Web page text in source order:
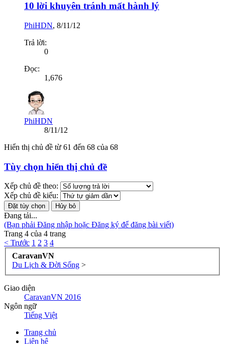
10 lời khuyên tránh mất hành lý
PhiHDN, 8/11/12
Trả lời:
0
Đọc:
1,676
PhiHDN
8/11/12
Hiển thị chủ đề từ 61 đến 68 của 68
Tùy chọn hiển thị chủ đề
Xếp chủ đề theo:
Xếp chủ đề kiểu:
Đang tải...
(Bạn phải Đăng nhập hoặc Đăng ký để đăng bài viết)
Trang 4 của 4 trang
< Trước 1 2 3 4
CaravanVN
Du Lịch & Đời Sống >
Giao diện
CaravanVN 2016
Ngôn ngữ
Tiếng Việt
Trang chủ
Liên hệ